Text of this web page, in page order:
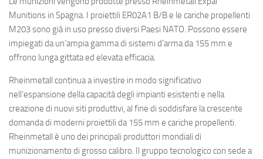
Munitions in Spagna. I proiettili ER02A1 B/B e le cariche propellenti
M203 sono già in uso presso diversi Paesi NATO. Possono essere
impiegati da un’ampia gamma di sistemi d’arma da 155 mm e
offrono lunga gittata ed elevata efficacia.
Rheinmetall continua a investire in modo significativo
nell’espansione della capacità degli impianti esistenti e nella
creazione di nuovi siti produttivi, al fine di soddisfare la crescente
domanda di moderni proiettili da 155 mm e cariche propellenti.
Rheinmetall è uno dei principali produttori mondiali di
munizionamento di grosso calibro. Il gruppo tecnologico con sede a